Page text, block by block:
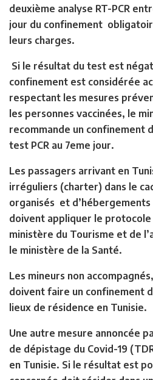
deuxième analyse RT-PCR
jour du confinement
leurs charges.
Si le résultat du test est
confinement est considérée
respectant les mesures
les personnes vaccinées, le
recommande un confinement
test PCR au 7eme jour.
Les passagers arrivant en
irréguliers (charter) dans le
organisés et
doivent appliquer le
ministère du Tourisme et de
le ministère de la Santé.
Les mineurs non
doivent faire un confinement
lieux de résidence en Tunisie.
Une autre mesure annoncée
de dépistage du Covid-19
en Tunisie. Si le résultat est